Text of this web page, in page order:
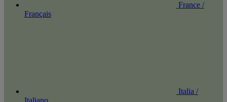
France /
Français
Italia /
Italiano